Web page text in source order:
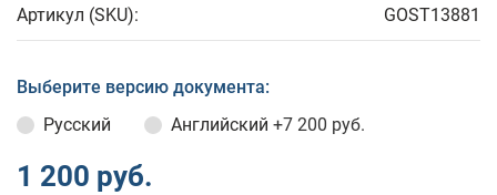
Артикул (SKU): GOST13881
Выберите версию документа:
Русский
Английский +7 200 руб.
1 200 руб.